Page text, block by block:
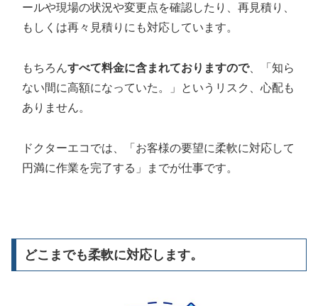
ールや現場の状況や変更点を確認したり、再見積り、
もしくは再々見積りにも対応しています。
もちろんすべて料金に含まれておりますので、「知ら
ない間に高額になっていた。」というリスク、心配も
ありません。
ドクターエコでは、「お客様の要望に柔軟に対応して
円満に作業を完了する」までが仕事です。
どこまでも柔軟に対応します。